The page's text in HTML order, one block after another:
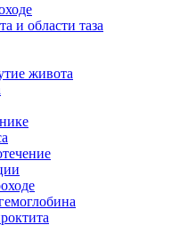
и области таза
живота